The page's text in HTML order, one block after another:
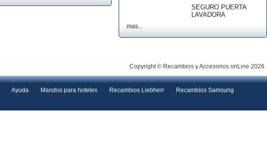
SEGURO PUERTA
LAVADORA
mas...
Copyright © Recambios y Accesorios onLine 2026
Ayuda Mandos para hoteles Recambios Liebherr
Recambios Samsung